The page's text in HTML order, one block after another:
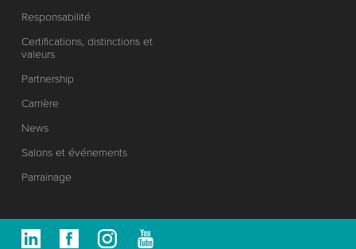
Responsabilité
Certifications, distinctions et
valeurs
Partnership
Carrière
News
Salons et événements
Parrainage